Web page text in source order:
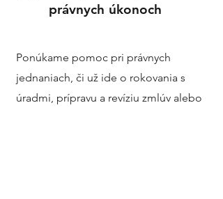
právnych úkonoch
Ponúkame pomoc pri právnych
jednaniach, či už ide o rokovania s
úradmi, prípravu a revíziu zmlúv alebo